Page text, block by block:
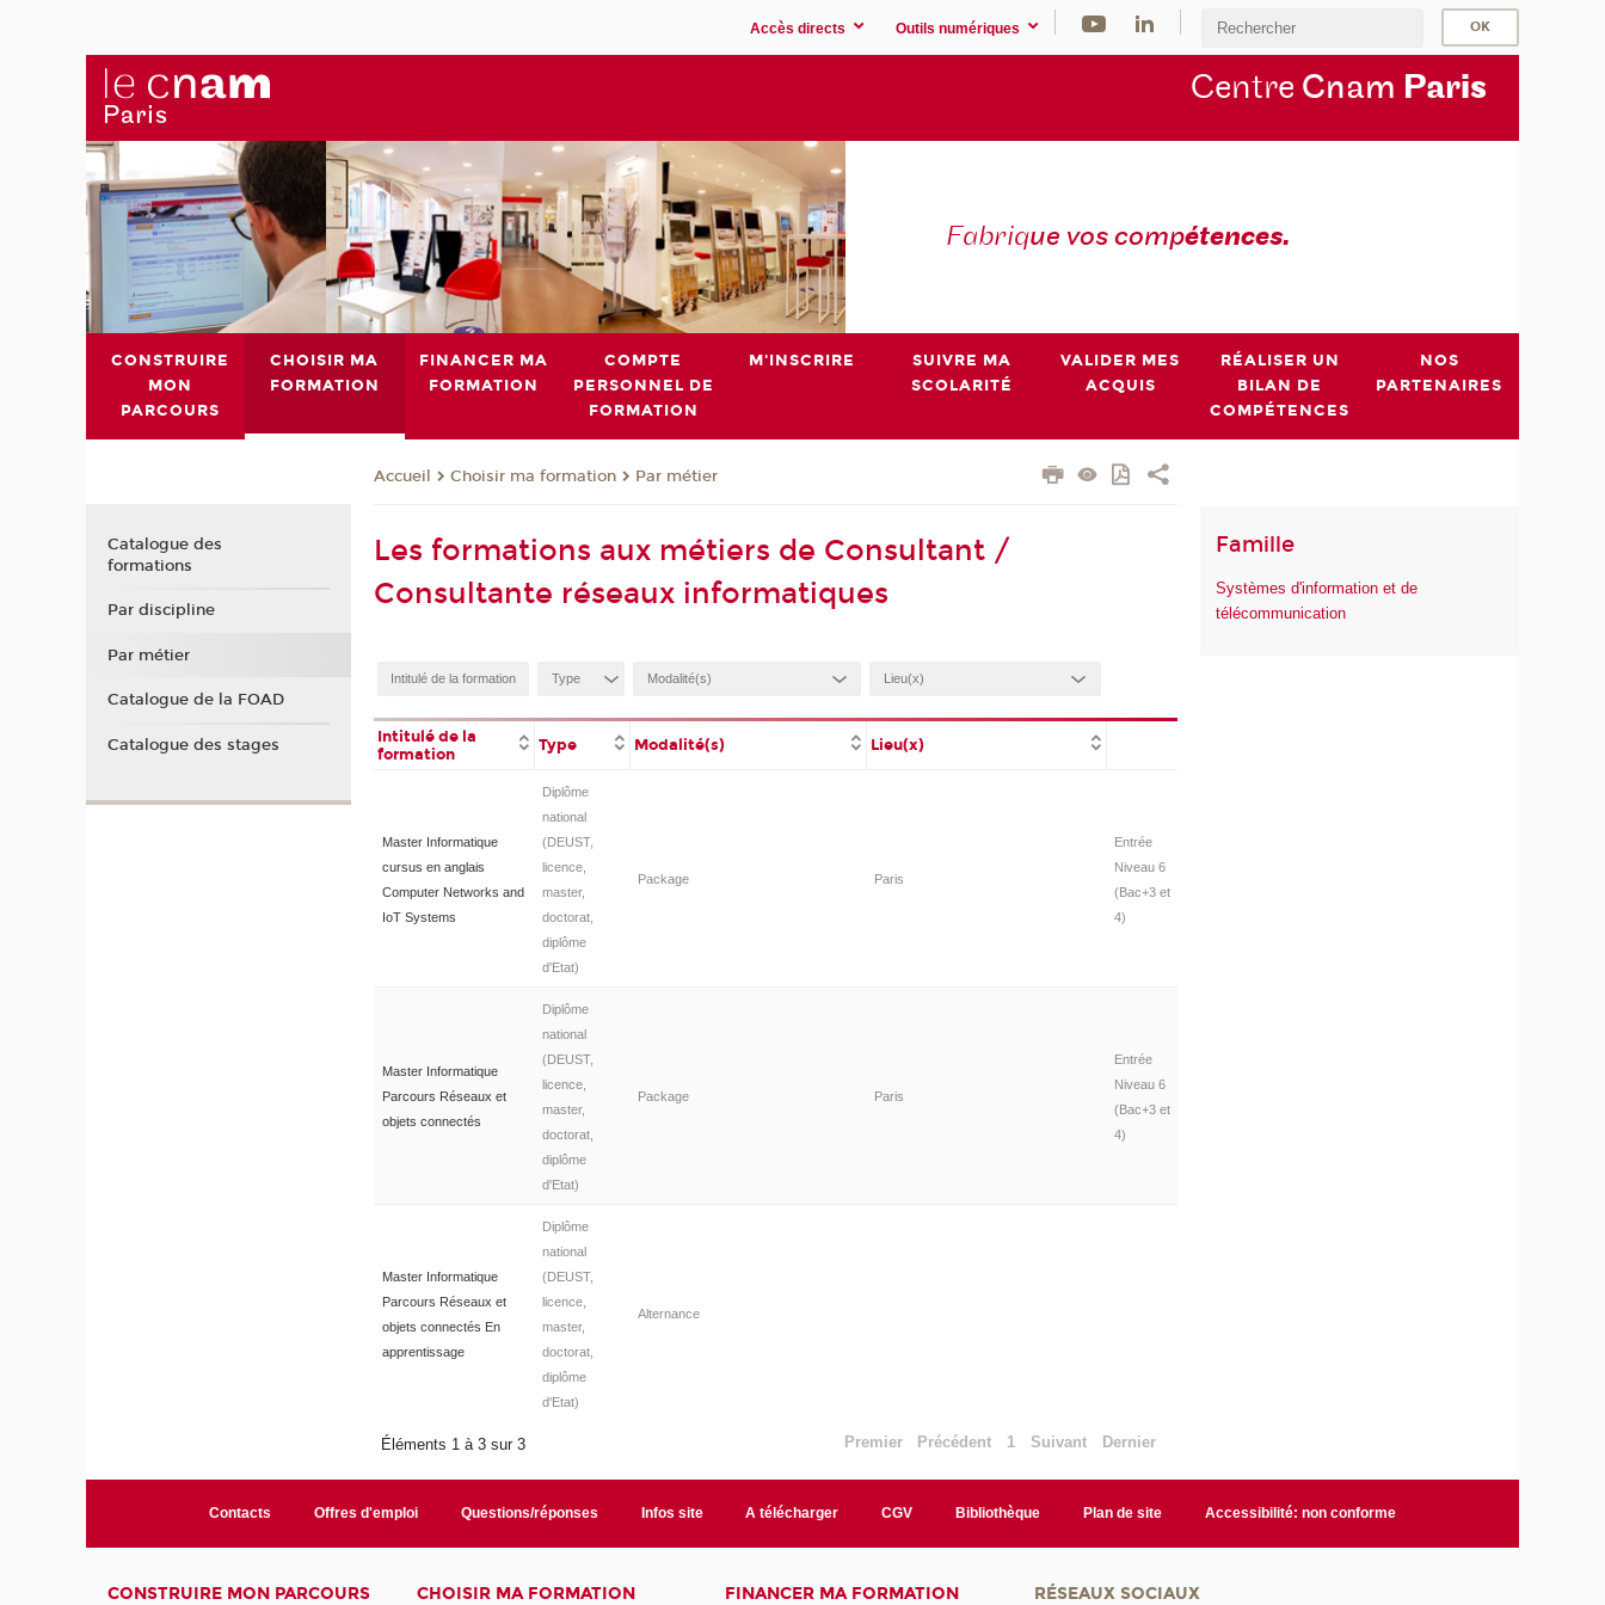
Accès directs Outils numériques
Centre Cnam Paris
Fabrique vos compétences.
CONSTRUIRE
MON
PARCOURS
CHOISIR MA
FORMATION
FINANCER MA
FORMATION
COMPTE
PERSONNEL DE
FORMATION
M'INSCRIRE
SUIVRE MA
SCOLARITÉ
VALIDER MES
ACQUIS
RÉALISER UN
BILAN DE
COMPÉTENCES
NOS
PARTENAIRES
Accueil Choisir ma formation Par métier
Les formations aux métiers de Consultant /
Consultante réseaux informatiques
Intitulé de la
formation
Type Modalité(s) Lieu(x)
Master Informatique
cursus en anglais
Computer Networks and
IoT Systems
Diplôme
national
(DEUST,
licence,
master,
doctorat,
diplôme
d'Etat)
Package Paris
Entrée
Niveau 6
(Bac+3 et
4)
Master Informatique
Parcours Réseaux et
objets connectés
Diplôme
national
(DEUST,
licence,
master,
doctorat,
diplôme
d'Etat)
Package Paris
Entrée
Niveau 6
(Bac+3 et
4)
Master Informatique
Parcours Réseaux et
objets connectés En
apprentissage
Diplôme
national
(DEUST,
licence,
master,
doctorat,
diplôme
d'Etat)
Alternance
Éléments 1 à 3 sur 3 Premier Précédent 1 Suivant Dernier
Famille
Systèmes d'information et de
télécommunication
Catalogue des
formations
Par discipline
Par métier
Catalogue de la FOAD
Catalogue des stages
Contacts Offres d'emploi Questions/réponses Infos site A télécharger CGV Bibliothèque Plan de site Accessibilité: non conforme
CONSTRUIRE MON PARCOURS CHOISIR MA FORMATION FINANCER MA FORMATION RÉSEAUX SOCIAUX